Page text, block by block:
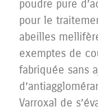
poudre pure
pour le
abeilles
exemptes de
fabriquée sans
Varroxal de